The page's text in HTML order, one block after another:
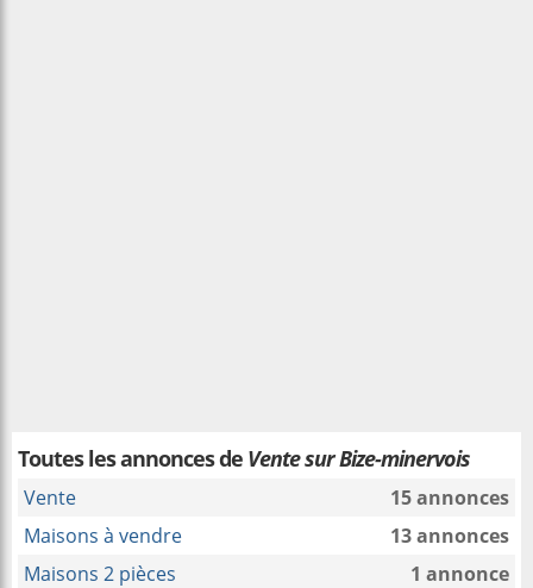
Toutes les annonces de Vente sur Bize-minervois
Vente
15 annonces
Maisons à vendre
13 annonces
Maisons 2 pièces
1 annonce